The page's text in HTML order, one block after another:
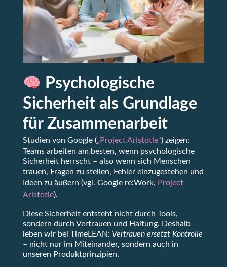
Psychologische
Sicherheit als Grundlage
für Zusammenarbeit
Studien von Google („Project Aristotle“) zeigen:
Teams arbeiten am besten, wenn psychologische
Sicherheit herrscht – also wenn sich Menschen
trauen, Fragen zu stellen, Fehler einzugestehen und
Ideen zu äußern (vgl. Google re:Work, Project
Aristotle).
Diese Sicherheit entsteht nicht durch Tools,
sondern durch Vertrauen und Haltung. Deshalb
leben wir bei TimeLEAN: Vertrauen ersetzt Kontrolle
– nicht nur im Miteinander, sondern auch in
unseren Produktprinzipien.